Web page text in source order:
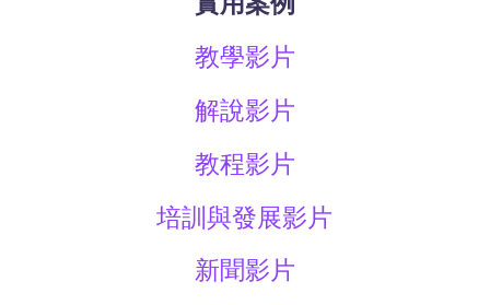
教學影片
解說影片
教程影片
培訓與發展影片
新聞影片